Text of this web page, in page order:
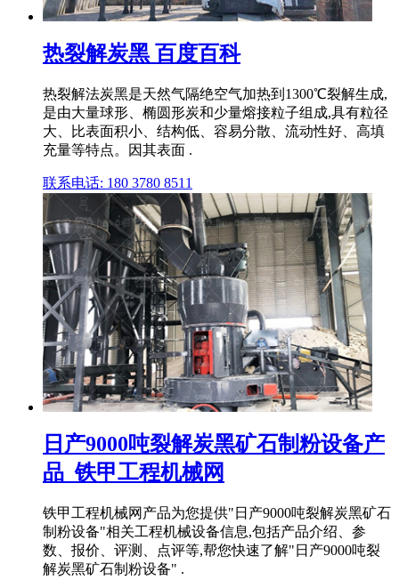
热裂解炭黑 百度百科
热裂解法炭黑是天然气隔绝空气加热到1300℃裂解生成,
是由大量球形、椭圆形炭和少量熔接粒子组成,具有粒径
大、比表面积小、结构低、容易分散、流动性好、高填
充量等特点。因其表面 .
联系电话: 180 3780 8511
日产9000吨裂解炭黑矿石制粉设备产
品_铁甲工程机械网
铁甲工程机械网产品为您提供"日产9000吨裂解炭黑矿石
制粉设备"相关工程机械设备信息,包括产品介绍、参
数、报价、评测、点评等,帮您快速了解"日产9000吨裂
解炭黑矿石制粉设备" .